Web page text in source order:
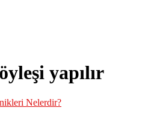
yapılır